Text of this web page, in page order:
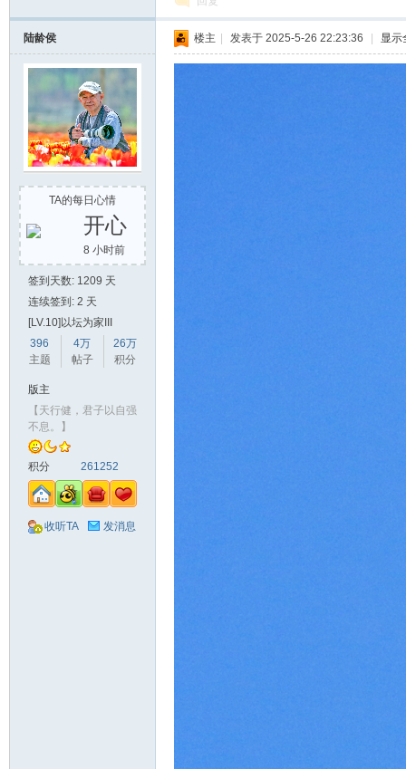
陆龄侯
TA的每日心情
开心
8 小时前
签到天数: 1209 天
连续签到: 2 天
[LV.10]以坛为家III
396
主题
4万
帖子
26万
积分
版主
【天行健，君子以自强
不息。】
积分 261252
收听TA 发消息
楼主 发表于 2025-5-26 22:23:36 显示